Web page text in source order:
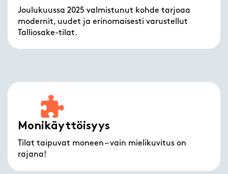
Joulukuussa 2025 valmistunut kohde tarjoaa
modernit, uudet ja erinomaisesti varustellut
Talliosake-tilat.
Monikäyttöisyys
Tilat taipuvat moneen – vain mielikuvitus on
rajana!